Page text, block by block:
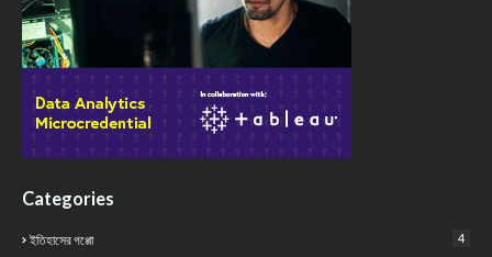
Categories
ইতিহাসের গপ্পো 4